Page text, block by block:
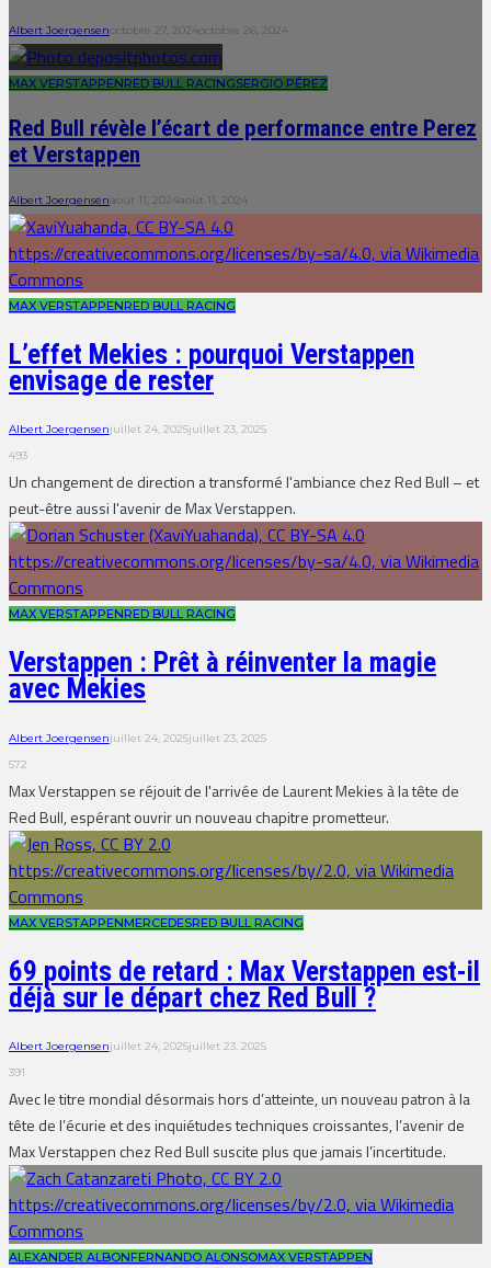
Albert Joergensenoctobre 27, 2024octobre 26, 2024
MAX VERSTAPPENRED BULL RACINGSERGIO PÉREZ
Red Bull révèle l’écart de performance entre Perez
et Verstappen
Albert Joergensenaoût 11, 2024août 11, 2024
MAX VERSTAPPENRED BULL RACING
L’effet Mekies : pourquoi Verstappen
envisage de rester
Albert Joergensenjuillet 24, 2025juillet 23, 2025
493
Un changement de direction a transformé l'ambiance chez Red Bull – et
peut-être aussi l'avenir de Max Verstappen.
MAX VERSTAPPENRED BULL RACING
Verstappen : Prêt à réinventer la magie
avec Mekies
Albert Joergensenjuillet 24, 2025juillet 23, 2025
572
Max Verstappen se réjouit de l'arrivée de Laurent Mekies à la tête de
Red Bull, espérant ouvrir un nouveau chapitre prometteur.
MAX VERSTAPPENMERCEDESRED BULL RACING
69 points de retard : Max Verstappen est-il
déjà sur le départ chez Red Bull ?
Albert Joergensenjuillet 24, 2025juillet 23, 2025
391
Avec le titre mondial désormais hors d’atteinte, un nouveau patron à la
tête de l’écurie et des inquiétudes techniques croissantes, l’avenir de
Max Verstappen chez Red Bull suscite plus que jamais l’incertitude.
ALEXANDER ALBONFERNANDO ALONSOMAX VERSTAPPEN